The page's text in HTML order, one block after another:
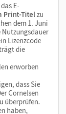
E-
Print-Titelzu
dem 1. Juni
Nutzungsdauer
Lizenzcode
die
erworben
dass Sie
Cornelsen
überprüfen.
haben,